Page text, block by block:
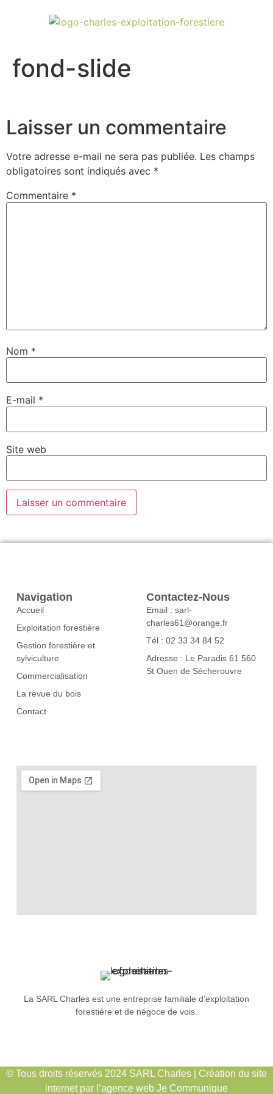
fond-slide
Laisser un commentaire
Votre adresse e-mail ne sera pas publiée. Les champs
obligatoires sont indiqués avec *
Commentaire *
Nom *
E-mail *
Site web
La SARL Charles est une entreprise familiale d'exploitation
forestière et de négoce de vois.
Navigation
Accueil
Exploitation forestière
Gestion forestière et
sylviculture
Commercialisation
La revue du bois
Contact
Contactez-Nous
Email : sarl-
charles61@orange.fr
Tél : 02 33 34 84 52
Adresse : Le Paradis 61 560
St Ouen de Sécherouvre
© Tous droits réservés 2024 SARL Charles | Création du site
internet par l’agence web Je Communique